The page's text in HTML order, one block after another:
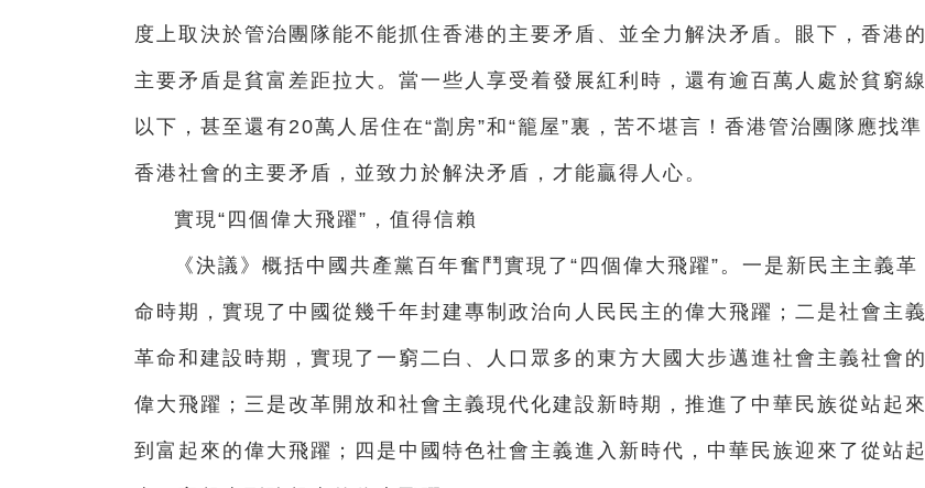
度上取決於管治團隊能不能抓住香港的主要矛盾、並全力解決矛盾。眼下，香港的
主要矛盾是貧富差距拉大。當一些人享受着發展紅利時，還有逾百萬人處於貧窮線
以下，甚至還有20萬人居住在“劏房”和“籠屋”裏，苦不堪言！香港管治團隊應找準
香港社會的主要矛盾，並致力於解決矛盾，才能贏得人心。
實現“四個偉大飛躍”，值得信賴
《決議》概括中國共產黨百年奮鬥實現了“四個偉大飛躍”。一是新民主主義革
命時期，實現了中國從幾千年封建專制政治向人民民主的偉大飛躍；二是社會主義
革命和建設時期，實現了一窮二白、人口眾多的東方大國大步邁進社會主義社會的
偉大飛躍；三是改革開放和社會主義現代化建設新時期，推進了中華民族從站起來
到富起來的偉大飛躍；四是中國特色社會主義進入新時代，中華民族迎來了從站起